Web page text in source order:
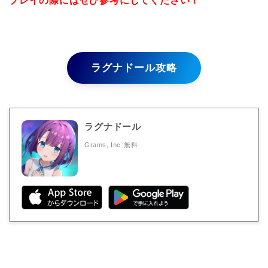
ラグナドール攻略
ラグナドール
Grams, Inc 無料